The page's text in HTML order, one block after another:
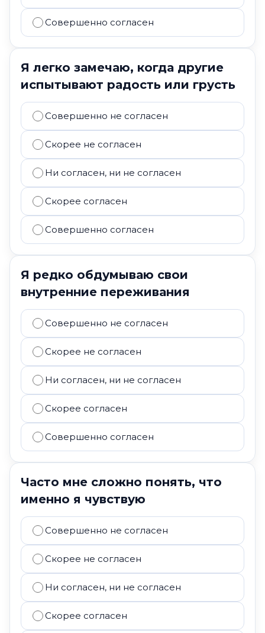
Совершенно согласен
Я легко замечаю, когда другие
испытывают радость или грусть
Совершенно не согласен
Скорее не согласен
Ни согласен, ни не согласен
Скорее согласен
Совершенно согласен
Я редко обдумываю свои
внутренние переживания
Совершенно не согласен
Скорее не согласен
Ни согласен, ни не согласен
Скорее согласен
Совершенно согласен
Часто мне сложно понять, что
именно я чувствую
Совершенно не согласен
Скорее не согласен
Ни согласен, ни не согласен
Скорее согласен